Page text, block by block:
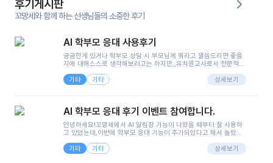
후기게시판
꼬망세와 함께 하는 선생님들의 소중한 후기
AI 학부모 응대 사용후기
궁금한게 있거나 학부모 상담 시 부모님께 뭐라고 말씀드리면 좋을
지에 대해스스로 생각해보려고는 하지만,,유치원교사로서 전문적인
려니 어려울때가...^^(저만 그런거 아니죠 ㅜㅜ)꼬망봇의 장점은 지
피티나 제미나이는 몇세이고 여자인지 남자인지 등그래도 좀 기본
정보를 제공하면서 물어봐야할 때가 있어그때마다 정보를 입력하는
으셔서 고민이 됐는데ai 학부모 응대를 써볼 수 있어서 좋았어요!앞
면..)그리고 제가 신입 때 이게 있었더라면 ㅜㅜㅜㅜ?응대 팁이 정말
좋은거 같아요지금은 그래도 아이들이 잘 이해 되지만초임 때는 정
말 어려워서 항상다른 선생님들께 도움을 요청했었거든요..ㅠ*일지
쓸 때도 좀 도움이 되는 거 같아요!
기타 기타 상세보기
AI 학부모 응대 후기 이벤트 참여합니다.
안녕하세요!꼬망세에서 AI 알림장 기능이 나왔을 때부터 잘 사용하
고 있었는데,이번에 학부모 응대 기능이 추가되었다고 해서 놀랐습
님 응대에 더 많은 부담을 느끼고 있습니다 ㅠㅠ이번에 제가 원에서
겪은 일과 학부모님께 전달드렸던 내용을 함께 보시고,저와 비슷한
기타 기타 상세보기